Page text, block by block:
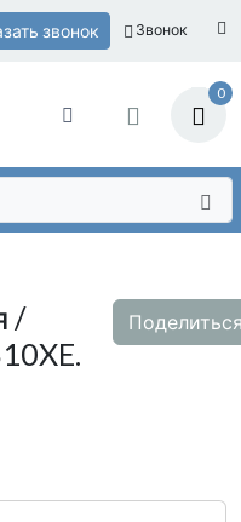
звонок Звонок
0
/